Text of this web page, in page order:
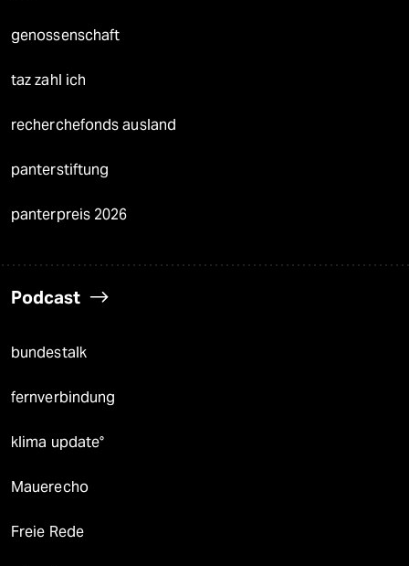
genossenschaft
taz zahl ich
recherchefonds ausland
panterstiftung
panterpreis 2026
Podcast
bundestalk
fernverbindung
klima update°
Mauerecho
Freie Rede